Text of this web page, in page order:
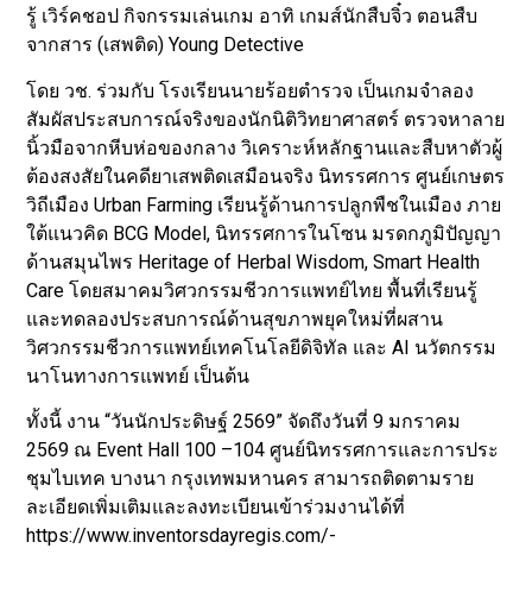
รู้ เวิร์คชอป กิจกรรมเล่นเกม อาทิ เกมส์นักสืบจิ๋ว ตอนสืบ
จากสาร (เสพติด) Young Detective
โดย วช. ร่วมกับ โรงเรียนนายร้อยตำรวจ เป็นเกมจำลอง
สัมผัสประสบการณ์จริงของนักนิติวิทยาศาสตร์ ตรวจหาลาย
นิ้วมือจากหีบห่อของกลาง วิเคราะห์หลักฐานและสืบหาตัวผู้
ต้องสงสัยในคดียาเสพติดเสมือนจริง นิทรรศการ ศูนย์เกษตร
วิถีเมือง Urban Farming เรียนรู้ด้านการปลูกพืชในเมือง ภาย
ใต้แนวคิด BCG Model, นิทรรศการในโซน มรดกภูมิปัญญา
ด้านสมุนไพร Heritage of Herbal Wisdom, Smart Health
Care โดยสมาคมวิศวกรรมชีวการแพทย์ไทย พื้นที่เรียนรู้
และทดลองประสบการณ์ด้านสุขภาพยุคใหม่ที่ผสาน
วิศวกรรมชีวการแพทย์เทคโนโลยีดิจิทัล และ AI นวัตกรรม
นาโนทางการแพทย์ เป็นต้น
ทั้งนี้ งาน “วันนักประดิษฐ์ 2569” จัดถึงวันที่ 9 มกราคม
2569 ณ Event Hall 100 –104 ศูนย์นิทรรศการและการประ
ชุมไบเทค บางนา กรุงเทพมหานคร สามารถติดตามราย
ละเอียดเพิ่มเติมและลงทะเบียนเข้าร่วมงานได้ที่
https://www.inventorsdayregis.com/-